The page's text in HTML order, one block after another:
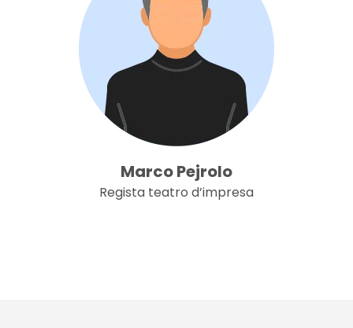
Marco Pejrolo
Regista teatro d’impresa